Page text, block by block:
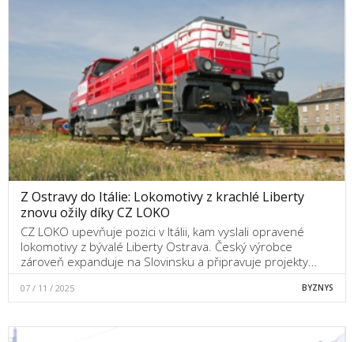
Z Ostravy do Itálie: Lokomotivy z krachlé Liberty
znovu ožily díky CZ LOKO
CZ LOKO upevňuje pozici v Itálii, kam vyslali opravené
lokomotivy z bývalé Liberty Ostrava. Český výrobce
zároveň expanduje na Slovinsku a připravuje projekty…
07 / 11 / 2025 BYZNYS